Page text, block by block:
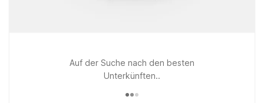
Auf der Suche nach den besten
Unterkünften..